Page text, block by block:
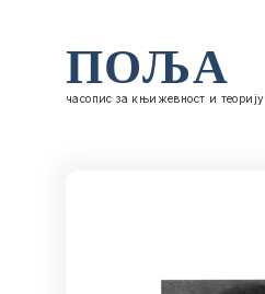
ПОЉА
часопис за књижевност и теорију